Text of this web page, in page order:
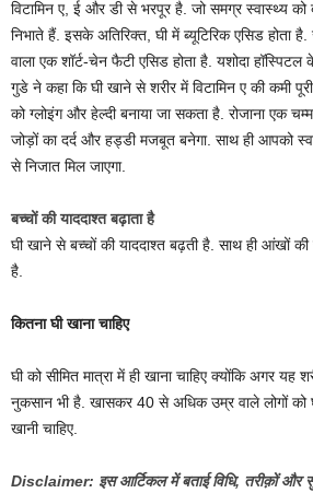
विटामिन ए, ई और डी से भरपूर है. जो समग्र स्वास्थ्य को
निभाते हैं. इसके अतिरिक्त, घी में ब्यूटिरिक एसिड होता
वाला एक शॉर्ट-चेन फैटी एसिड होता है. यशोदा हॉस्पिटल
गुडे ने कहा कि घी खाने से शरीर में विटामिन ए की कमी
को ग्लोइंग और हेल्दी बनाया जा सकता है. रोजाना एक
जोड़ों का दर्द और हड्डी मजबूत बनेगा. साथ ही आपको
से निजात मिल जाएगा.
बच्चों की याददाश्त बढ़ाता है
घी खाने से बच्चों की याददाश्त बढ़ती है. साथ ही आंखों की
है.
कितना घी खाना चाहिए
घी को सीमित मात्रा में ही खाना चाहिए क्योंकि अगर
नुकसान भी है. खासकर 40 से अधिक उम्र वाले लोगों को
खानी चाहिए.
Disclaimer: इस आर्टिकल में बताई विधि, तरीक़ों